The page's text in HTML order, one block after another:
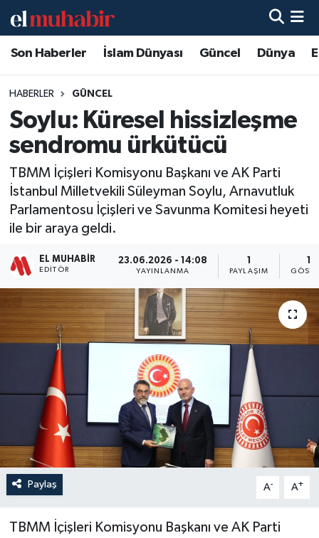
Son Haberler İslam Dünyası Güncel Dünya
HABERLER GÜNCEL
Soylu: Küresel hissizleşme
sendromu ürkütücü
TBMM İçişleri Komisyonu Başkanı ve AK Parti
İstanbul Milletvekili Süleyman Soylu, Arnavutluk
Parlamentosu İçişleri ve Savunma Komitesi heyeti
ile bir araya geldi.
EL MUHABIR
EDITÖR
23.06.2026 - 14:08
YAYINLANMA PAYLAŞIM
Paylaş A- A+
TBMM İçişleri Komisyonu Başkanı ve AK Parti
Hava Durumu
Trafik Durumu
Süper Lig Puan Durumu ve Fikstür
Tüm Manşetler
Son Dakika Haberleri
Haber Arşivi